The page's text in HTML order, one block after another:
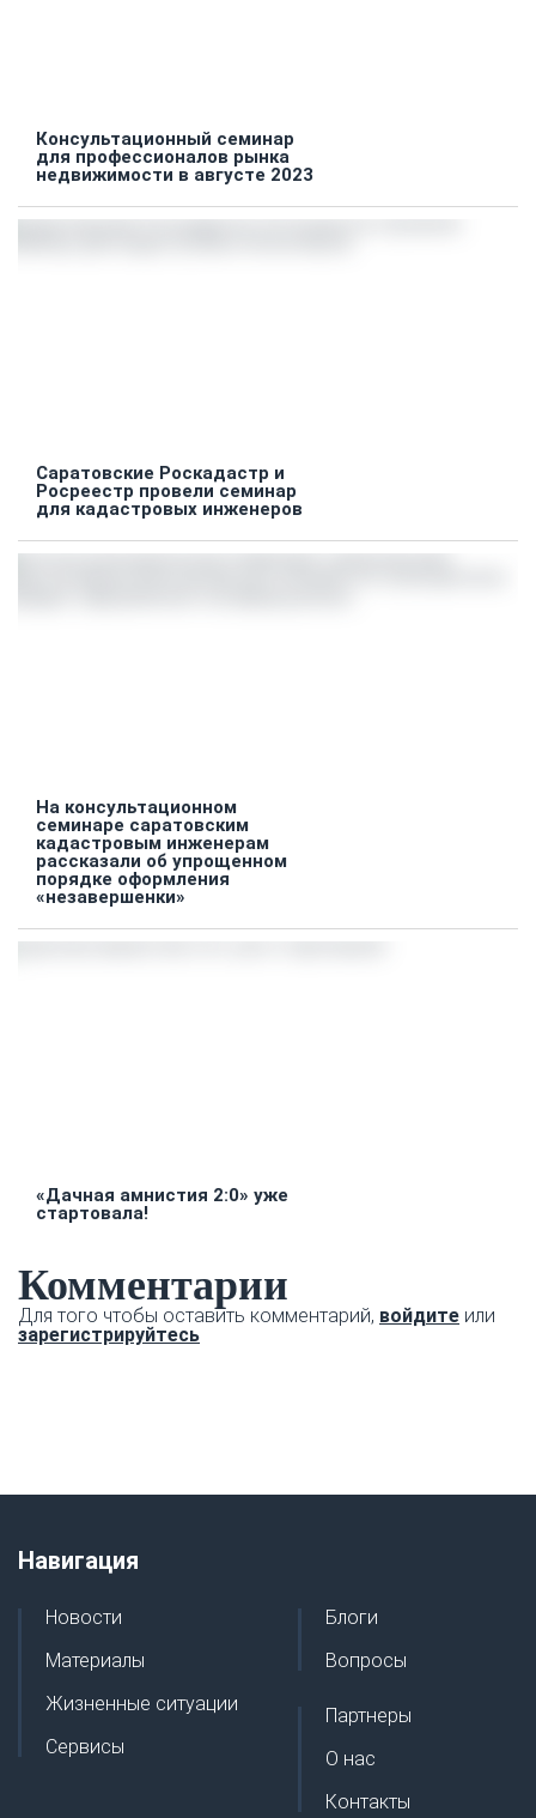
Консультационный семинар
для профессионалов рынка
недвижимости в августе 2023
Саратовские Роскадастр и
Росреестр провели семинар
для кадастровых инженеров
На консультационном
семинаре саратовским
кадастровым инженерам
рассказали об упрощенном
порядке оформления
«незавершенки»
«Дачная амнистия 2:0» уже
стартовала!
Комментарии
Для того чтобы оставить комментарий, войдите или
зарегистрируйтесь
Навигация
Новости
Материалы
Жизненные ситуации
Сервисы
Блоги
Вопросы
Партнеры
О нас
Контакты